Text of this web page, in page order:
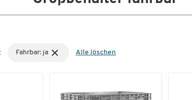
Fahrbar: ja Alle löschen